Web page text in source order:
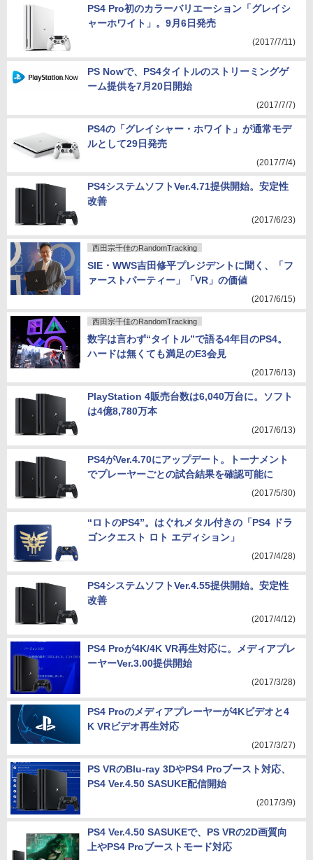
PS4 Pro初のカラーバリエーション「グレイシ
ャーホワイト」。9月6日発売
(2017/7/11)
PS Nowで、PS4タイトルのストリーミングゲ
ーム提供を7月20日開始
(2017/7/7)
PS4の「グレイシャー・ホワイト」が通常モデ
ルとして29日発売
(2017/7/4)
PS4システムソフトVer.4.71提供開始。安定性
改善
(2017/6/23)
西田宗千佳のRandomTracking
SIE・WWS吉田修平プレジデントに聞く、「フ
ァーストパーティー」「VR」の価値
(2017/6/15)
西田宗千佳のRandomTracking
数字は言わず“タイトル”で語る4年目のPS4。
ハードは無くても満足のE3会見
(2017/6/13)
PlayStation 4販売台数は6,040万台に。ソフト
は4億8,780万本
(2017/6/13)
PS4がVer.4.70にアップデート。トーナメント
でプレーヤーごとの試合結果を確認可能に
(2017/5/30)
“ロトのPS4”。はぐれメタル付きの「PS4 ドラ
ゴンクエスト ロト エディション」
(2017/4/28)
PS4システムソフトVer.4.55提供開始。安定性
改善
(2017/4/12)
PS4 Proが4K/4K VR再生対応に。メディアプレ
ーヤーVer.3.00提供開始
(2017/3/28)
PS4 Proのメディアプレーヤーが4Kビデオと4
K VRビデオ再生対応
(2017/3/27)
PS VRのBlu-ray 3DやPS4 Proブースト対応、
PS4 Ver.4.50 SASUKE配信開始
(2017/3/9)
PS4 Ver.4.50 SASUKEで、PS VRの2D画質向
上やPS4 Proブーストモード対応